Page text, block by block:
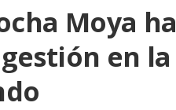
Moya ha
en la